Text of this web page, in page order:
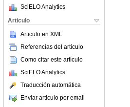
SciELO Analytics
Articulo
Articulo en XML
Referencias del artículo
Como citar este artículo
SciELO Analytics
Traducción automática
Enviar articulo por email